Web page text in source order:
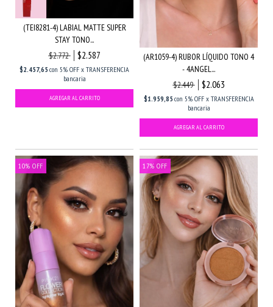
(TEI8281-4) LABIAL MATTE SUPER
STAY TONO...
$2.772
$2.587
$2.457,65 con 5% OFF x TRANSFERENCIA
bancaria
(AR1059-4) RUBOR LÍQUIDO TONO 4
- 4ANGEL...
$2.449
$2.063
$1.959,85 con 5% OFF x TRANSFERENCIA
bancaria
10% OFF 17% OFF